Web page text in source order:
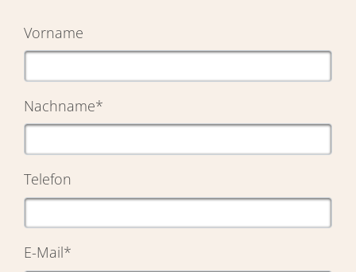
Vorname
Nachname*
Telefon
E-Mail*